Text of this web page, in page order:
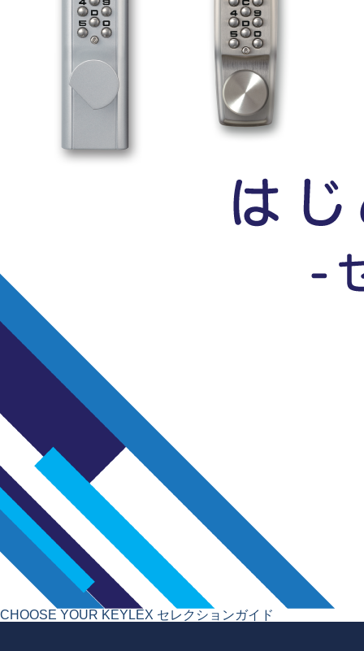
CHOOSE YOUR KEYLEX セレクションガイド